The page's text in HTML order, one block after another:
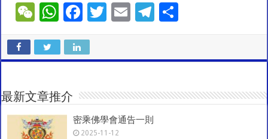
W
C
h
at
W
at
sA
p
p
F
e
b
o
k
T
er
E
l
T
gr
a
e
最新文章推介
密乘佛學會通告一則
2025-11-12